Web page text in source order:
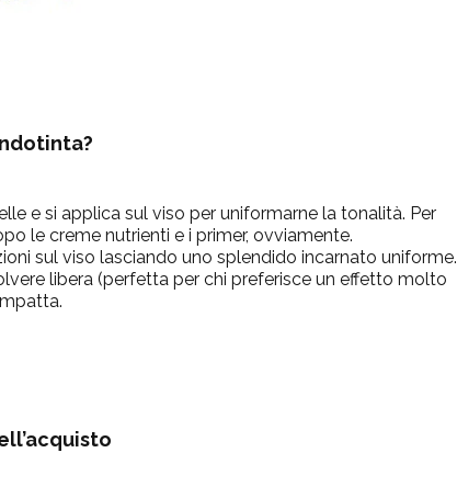
e si applica sul viso per uniformarne la tonalità. Per
le creme nutrienti e i primer, ovviamente.
sul viso lasciando uno splendido incarnato uniforme.
libera (perfetta per chi preferisce un effetto molto